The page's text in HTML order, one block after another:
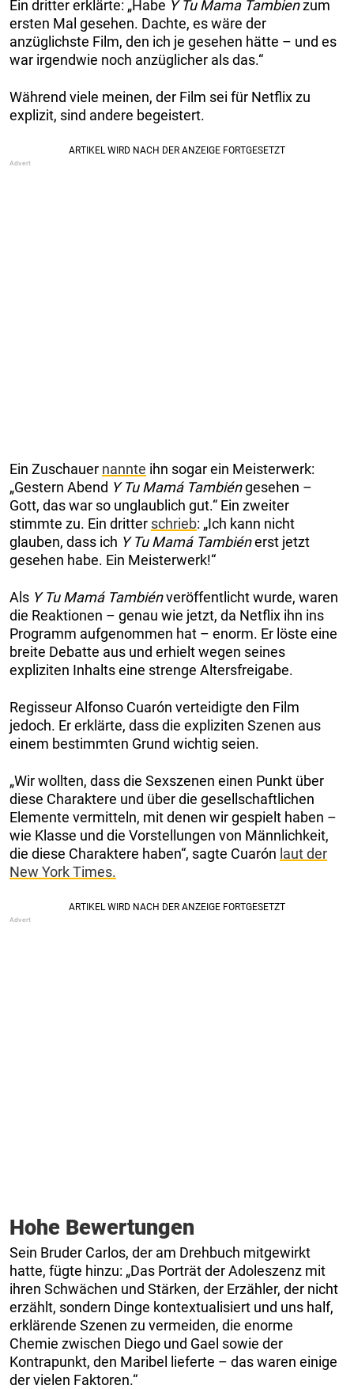
Ein dritter erklärte: „Habe Y Tu Mama Tambienzum
ersten Mal gesehen. Dachte, es wäre der
anzüglichste Film, den ich je gesehen hätte – und es
war irgendwie noch anzüglicher als das.“
Während viele meinen, der Film sei für Netflix zu
explizit, sind andere begeistert.
Ein Zuschauer nannte ihn sogar ein Meisterwerk:
„Gestern Abend Y Tu Mamá Tambiéngesehen –
Gott, das war so unglaublich gut.“ Ein zweiter
stimmte zu. Ein dritter schrieb: „Ich kann nicht
glauben, dass ich Y Tu Mamá Tambiénerst jetzt
gesehen habe. Ein Meisterwerk!“
Als Y Tu Mamá Tambiénveröffentlicht wurde, waren
die Reaktionen – genau wie jetzt, da Netflix ihn ins
Programm aufgenommen hat – enorm. Er löste eine
breite Debatte aus und erhielt wegen seines
expliziten Inhalts eine strenge Altersfreigabe.
Regisseur Alfonso Cuarón verteidigte den Film
jedoch. Er erklärte, dass die expliziten Szenen aus
einem bestimmten Grund wichtig seien.
„Wir wollten, dass die Sexszenen einen Punkt über
diese Charaktere und über die gesellschaftlichen
Elemente vermitteln, mit denen wir gespielt haben –
wie Klasse und die Vorstellungen von Männlichkeit,
die diese Charaktere haben“, sagte Cuarón laut der
New York Times.
Hohe Bewertungen
Sein Bruder Carlos, der am Drehbuch mitgewirkt
hatte, fügte hinzu: „Das Porträt der Adoleszenz mit
ihren Schwächen und Stärken, der Erzähler, der nicht
erzählt, sondern Dinge kontextualisiert und uns half,
erklärende Szenen zu vermeiden, die enorme
Chemie zwischen Diego und Gael sowie der
Kontrapunkt, den Maribel lieferte – das waren einige
der vielen Faktoren.“